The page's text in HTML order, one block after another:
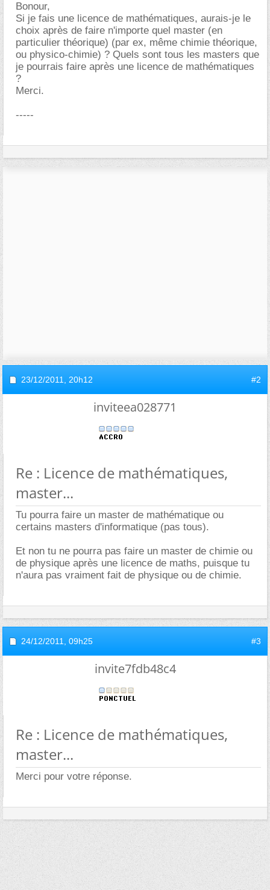
Bonour,
Si je fais une licence de mathématiques, aurais-je le
choix après de faire n'importe quel master (en
particulier théorique) (par ex, même chimie théorique,
ou physico-chimie) ? Quels sont tous les masters que
je pourrais faire après une licence de mathématiques
?
Merci.
-----
23/12/2011, 20h12 #2
inviteea028771
Re : Licence de mathématiques,
master...
Tu pourra faire un master de mathématique ou
certains masters d'informatique (pas tous).
Et non tu ne pourra pas faire un master de chimie ou
de physique après une licence de maths, puisque tu
n'aura pas vraiment fait de physique ou de chimie.
24/12/2011, 09h25 #3
invite7fdb48c4
Re : Licence de mathématiques,
master...
Merci pour votre réponse.